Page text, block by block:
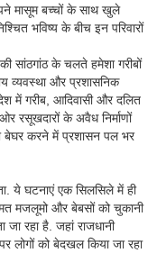
मासूम बच्चों के साथ खुले
भविष्य के बीच इन परिवारों
सांठगांठ के चलते हमेशा गरीबों
व्यवस्था और प्रशासनिक
में गरीब, आदिवासी और दलित
रसूखदारों के अवैध निर्माणों
बेघर करने में प्रशासन पल भर
ये घटनाएं एक सिलसिले में ही
मजलूमो और बेबसों को चुकानी
रहा है. जहां राजधानी
लोगों को बेदखल किया जा रहा